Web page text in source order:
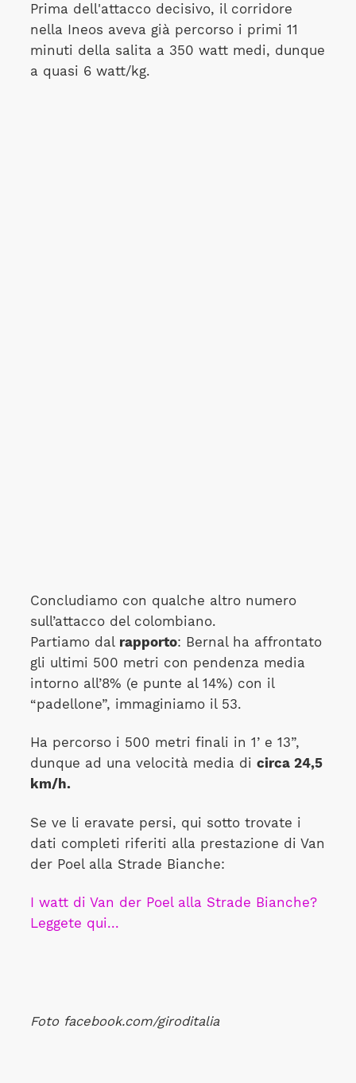
Prima dell'attacco decisivo, il corridore
nella Ineos aveva già percorso i primi 11
minuti della salita a 350 watt medi, dunque
a quasi 6 watt/kg.
Concludiamo con qualche altro numero
sull’attacco del colombiano.
Partiamo dal rapporto: Bernal ha affrontato
gli ultimi 500 metri con pendenza media
intorno all’8% (e punte al 14%) con il
“padellone”, immaginiamo il 53.
Ha percorso i 500 metri finali in 1’ e 13”,
dunque ad una velocità media di circa 24,5
km/h.
Se ve li eravate persi, qui sotto trovate i
dati completi riferiti alla prestazione di Van
der Poel alla Strade Bianche:
I watt di Van der Poel alla Strade Bianche?
Leggete qui...
Foto facebook.com/giroditalia